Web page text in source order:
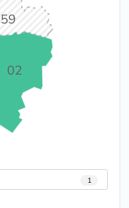
02
59
1